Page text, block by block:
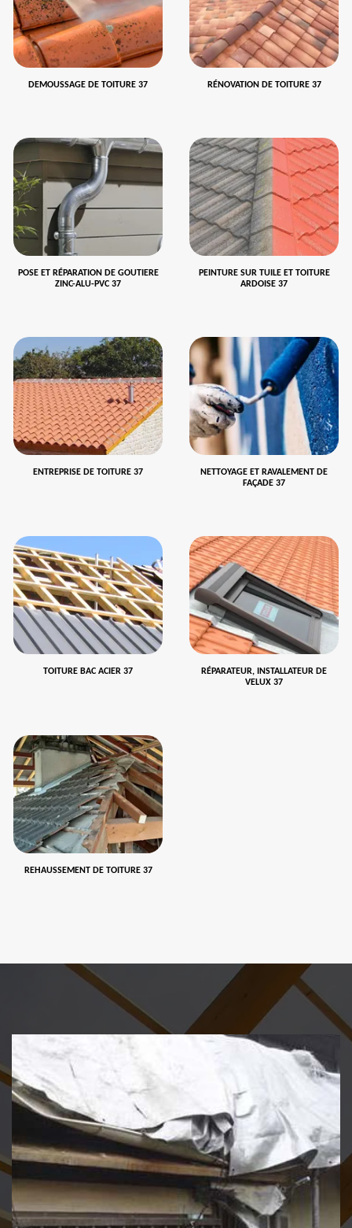
DEMOUSSAGE DE TOITURE 37 RÉNOVATION DE TOITURE 37
POSE ET RÉPARATION DE GOUTIERE
ZINC-ALU-PVC 37
PEINTURE SUR TUILE ET TOITURE
ARDOISE 37
ENTREPRISE DE TOITURE 37
NETTOYAGE ET RAVALEMENT DE
FAÇADE 37
TOITURE BAC ACIER 37
RÉPARATEUR, INSTALLATEUR DE
VELUX 37
REHAUSSEMENT DE TOITURE 37